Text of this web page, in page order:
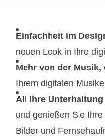
Einfachheit im
neuen Look in Ihre
Mehr von der Musik,
Ihrem digitalen
All Ihre Unterhaltung
und genießen Sie
Bilder und